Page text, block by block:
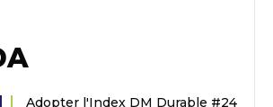
Adopter l'Index DM Durable #24